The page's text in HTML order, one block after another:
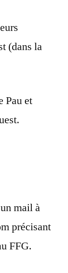
(dans la
Pau et
mail à
précisant
FFG.